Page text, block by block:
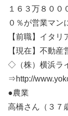
１６３万８００
０％が営業マン
【前職】イタ
【現在】不動産
◇（株）横浜ラ
⇒http://
●農業
高橋さん（３７